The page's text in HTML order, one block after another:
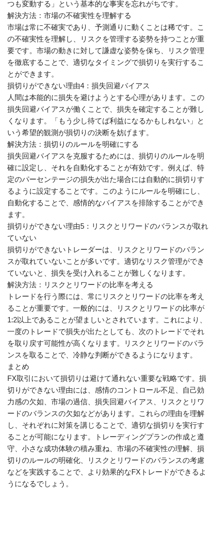
つも変動する」という基本的な事実を忘れがちです。
解決方法：市場の不確実性を理解する
市場は常に不確実であり、予測通りに動くことは稀です。こ
の不確実性を理解し、リスクを管理する姿勢を持つことが重
要です。市場の動きに対して謙虚な姿勢を保ち、リスク管理
を徹底することで、適切なタイミングで損切りを実行するこ
とができます。
損切りができない理由4：損失回避バイアス
人間は本能的に損失を避けようとする心理があります。この
損失回避バイアスが働くことで、損失を確定することが難し
くなります。「もう少し待てば利益になるかもしれない」と
いう希望的観測が損切りの決断を妨げます。
解決方法：損切りのルールを明確にする
損失回避バイアスを克服するためには、損切りのルールを明
確に設定し、それを自動化することが有効です。例えば、特
定のパーセンテージの損失が出た場合には自動的に損切りす
るように設定することです。このようにルールを明確にし、
自動化することで、感情的なバイアスを排除することができ
ます。
損切りができない理由5：リスクとリワードのバランスが取れ
ていない
損切りができないトレーダーは、リスクとリワードのバラン
スが取れていないことが多いです。適切なリスク管理ができ
ていないと、損失を受け入れることが難しくなります。
解決方法：リスクとリワードの比率を考える
トレードを行う際には、常にリスクとリワードの比率を考え
ることが重要です。一般的には、リスクとリワードの比率が
1:2以上であることが望ましいとされています。これにより、
一度のトレードで損失が出たとしても、次のトレードでそれ
を取り戻す可能性が高くなります。リスクとリワードのバラ
ンスを取ることで、冷静な判断ができるようになります。
まとめ
FX取引において損切りは避けて通れない重要な戦略です。損
切りができない理由には、感情のコントロール不足、自己効
力感の欠如、市場の過信、損失回避バイアス、リスクとリワ
ードのバランスの欠如などがあります。これらの理由を理解
し、それぞれに対策を講じることで、適切な損切りを実行す
ることが可能になります。トレーディングプランの作成と遵
守、小さな成功体験の積み重ね、市場の不確実性の理解、損
切りのルールの明確化、リスクとリワードのバランスの考慮
などを実践することで、より効果的なFXトレードができるよ
うになるでしょう。